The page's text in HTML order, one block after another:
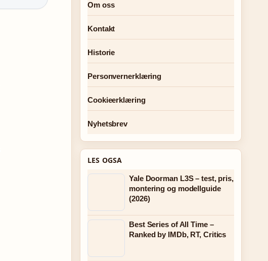
Om oss
Kontakt
Historie
Personvernerklæring
Cookieerklæring
Nyhetsbrev
LES OGSA
Yale Doorman L3S – test, pris,
montering og modellguide
(2026)
Best Series of All Time –
Ranked by IMDb, RT, Critics